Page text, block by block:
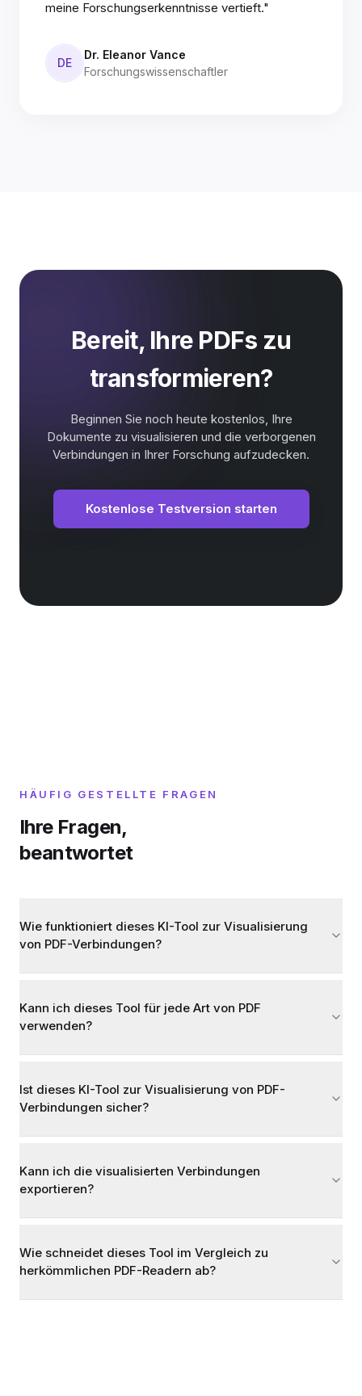
meine Forschungserkenntnisse vertieft."
DE
Dr. Eleanor Vance
Forschungswissenschaftler
Bereit, Ihre PDFs zu
transformieren?
Beginnen Sie noch heute kostenlos, Ihre
Dokumente zu visualisieren und die verborgenen
Verbindungen in Ihrer Forschung aufzudecken.
Kostenlose Testversion starten
HÄUFIG GESTELLTE FRAGEN
Ihre Fragen,
beantwortet
Wie funktioniert dieses KI-Tool zur Visualisierung
von PDF-Verbindungen?
Kann ich dieses Tool für jede Art von PDF
verwenden?
Ist dieses KI-Tool zur Visualisierung von PDF-
Verbindungen sicher?
Kann ich die visualisierten Verbindungen
exportieren?
Wie schneidet dieses Tool im Vergleich zu
herkömmlichen PDF-Readern ab?